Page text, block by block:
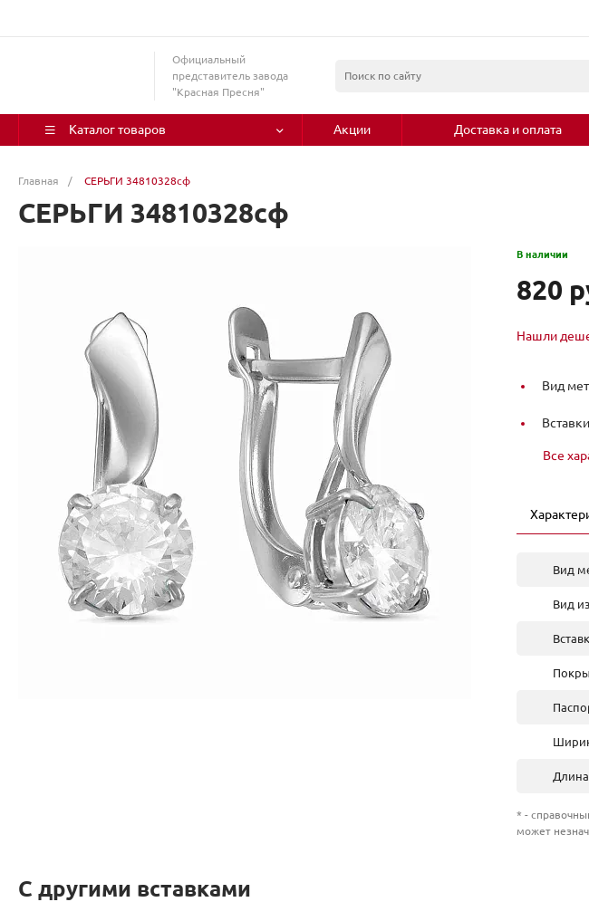
Официальный
представитель завода
"Красная Пресня"
Каталог товаров Акции Доставка и оплата
Главная / СЕРЬГИ 34810328сф
СЕРЬГИ 34810328сф
В наличии
820
Нашли
Вид
Все
Вид
Вид
* -
может
С другими вставками